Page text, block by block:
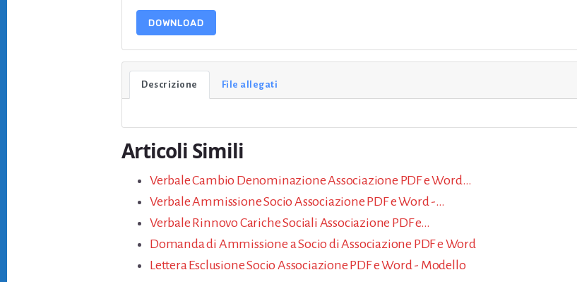
DOWNLOAD
Descrizione File allegati
Articoli Simili
Verbale Cambio Denominazione Associazione PDF e Word…
Verbale Ammissione Socio Associazione PDF e Word -…
Verbale Rinnovo Cariche Sociali Associazione PDF e…
Domanda di Ammissione a Socio di Associazione PDF e Word
Lettera Esclusione Socio Associazione PDF e Word - Modello